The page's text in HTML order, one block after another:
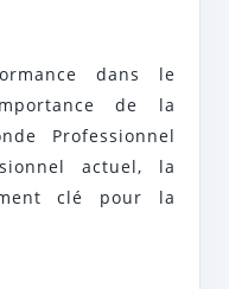
dans le
de la
Professionnel
actuel, la
clé pour la